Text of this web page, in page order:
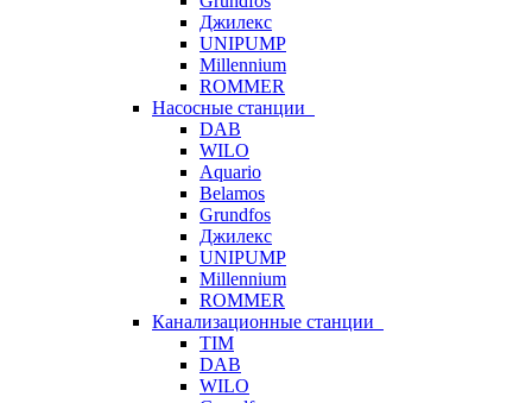
Джилекс
UNIPUMP
Millennium
ROMMER
Насосные станции
DAB
WILO
Aquario
Belamos
Grundfos
Джилекс
UNIPUMP
Millennium
ROMMER
Канализационные станции
TIM
DAB
WILO